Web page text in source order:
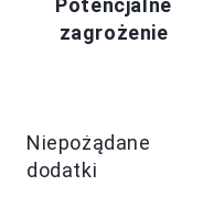
Potencjalne
zagrożenie
Niepożądane
dodatki